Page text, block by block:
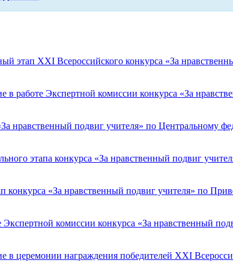
этап XXI Всероссийского конкурса «За
работе Экспертной комиссии конкурса «За
нравственный подвиг учителя» по Центральному
этапа конкурса «За нравственный подвиг
конкурса «За нравственный подвиг учителя» по
комиссии конкурса «За нравственный
церемонии награждения победителей XXI